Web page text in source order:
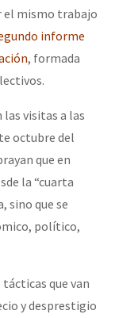
poblaciones y
y
el mismo trabajo
informe
, formada
visitas a las
octubre del
que en
la “cuarta
sino que se
político,
que van
y desprestigio